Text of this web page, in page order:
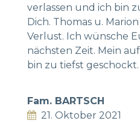
verlassen und ich bin
Dich. Thomas u.
Verlust. Ich wünsche
nächsten Zeit. Mein
bin zu tiefst geschockt.
Fam. BARTSCH
21. Oktober 2021